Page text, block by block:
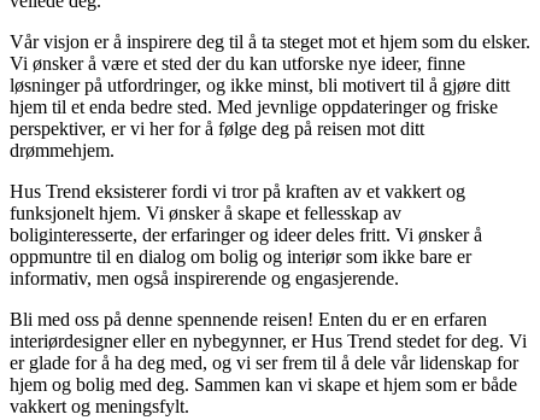
Vår visjon er å inspirere deg til å ta steget mot et hjem som du elsker.
Vi ønsker å være et sted der du kan utforske nye ideer, finne
løsninger på utfordringer, og ikke minst, bli motivert til å gjøre ditt
hjem til et enda bedre sted. Med jevnlige oppdateringer og friske
perspektiver, er vi her for å følge deg på reisen mot ditt
drømmehjem.
Hus Trend eksisterer fordi vi tror på kraften av et vakkert og
funksjonelt hjem. Vi ønsker å skape et fellesskap av
boliginteresserte, der erfaringer og ideer deles fritt. Vi ønsker å
oppmuntre til en dialog om bolig og interiør som ikke bare er
informativ, men også inspirerende og engasjerende.
Bli med oss på denne spennende reisen! Enten du er en erfaren
interiørdesigner eller en nybegynner, er Hus Trend stedet for deg. Vi
er glade for å ha deg med, og vi ser frem til å dele vår lidenskap for
hjem og bolig med deg. Sammen kan vi skape et hjem som er både
vakkert og meningsfylt.